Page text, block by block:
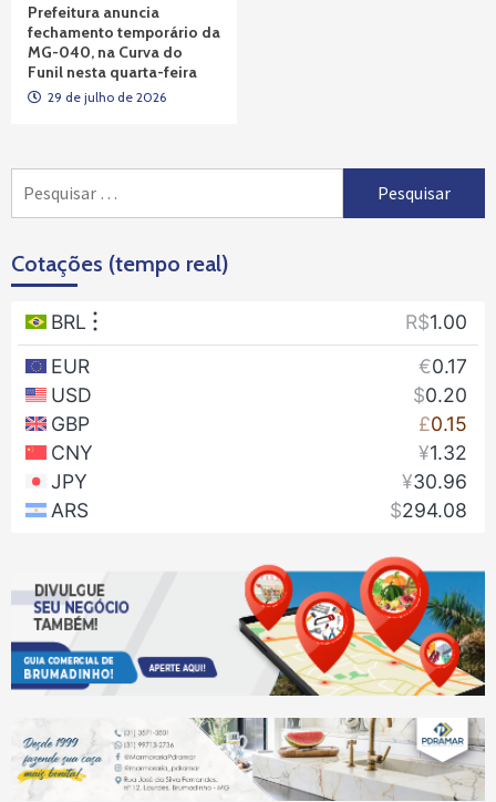
Prefeitura anuncia
fechamento temporário da
MG-040, na Curva do
Funil nesta quarta-feira
29 de julho de 2026
por:
Cotações (tempo real)